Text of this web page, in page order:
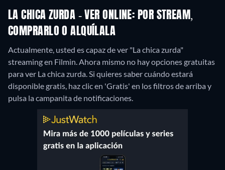
LA CHICA ZURDA - VER ONLINE: POR STREAM,
COMPRARLO O ALQUÍLALA
Actualmente, usted es capaz de ver "La chica zurda"
streaming en Filmin.Ahora mismo no hay opciones gratuitas
para ver La chica zurda. Si quieres saber cuándo estará
disponible gratis, haz clic en 'Gratis' en los filtros de arriba y
pulsa la campanita de notificaciones.